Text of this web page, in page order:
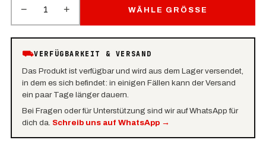
− 1 + WÄHLE GRÖSSE
⛟VERFÜGBARKEIT & VERSAND
Das Produkt ist verfügbar und wird aus dem Lager versendet,
in dem es sich befindet: in einigen Fällen kann der Versand
ein paar Tage länger dauern.
Bei Fragen oder für Unterstützung sind wir auf WhatsApp für
dich da. Schreib uns auf WhatsApp→